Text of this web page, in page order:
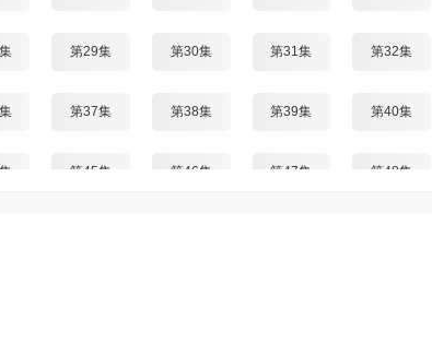
第29集 第30集 第31集 第32集
第37集 第38集 第39集 第40集
第45集 第46集 第47集 第48集